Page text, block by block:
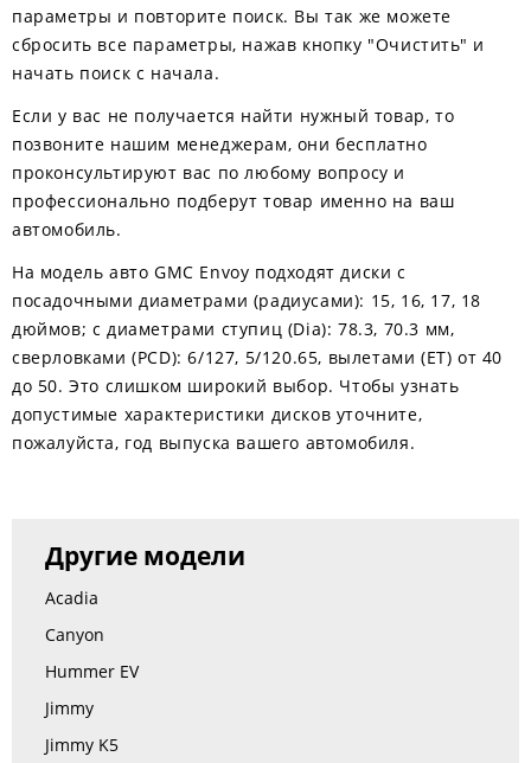
параметры и повторите поиск. Вы так же можете
сбросить все параметры, нажав кнопку "Очистить" и
начать поиск с начала.
Если у вас не получается найти нужный товар, то
позвоните нашим менеджерам, они бесплатно
проконсультируют вас по любому вопросу и
профессионально подберут товар именно на ваш
автомобиль.
На модель авто GMC Envoy подходят диски с
посадочными диаметрами (радиусами): 15, 16, 17, 18
дюймов; с диаметрами ступиц (Dia): 78.3, 70.3 мм,
сверловками (PCD): 6/127, 5/120.65, вылетами (ЕТ) от 40
до 50. Это слишком широкий выбор. Чтобы узнать
допустимые характеристики дисков уточните,
пожалуйста, год выпуска вашего автомобиля.
Другие модели
Acadia
Canyon
Hummer EV
Jimmy
Jimmy K5